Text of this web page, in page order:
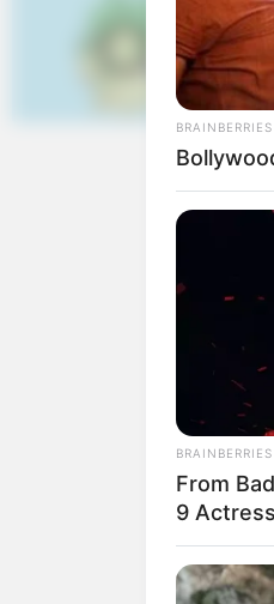
BRAINBERRIES
BRAINBERRIES
From
9